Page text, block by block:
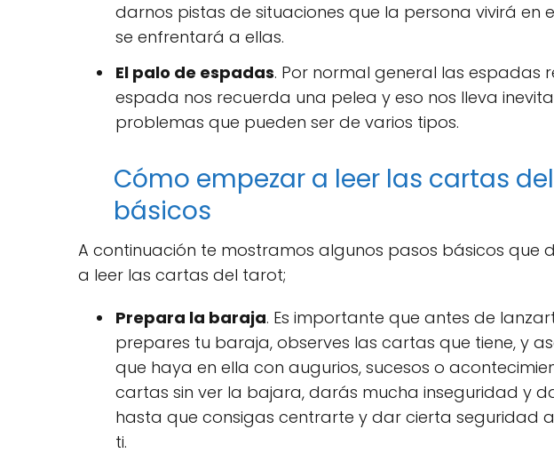
darnos pistas de situaciones que la persona vivirá en
se enfrentará a ellas.
El palo de espadas. Por normal general las espadas
espada nos recuerda una pelea y eso nos lleva
problemas que pueden ser de varios tipos.
Cómo empezar a leer las cartas
básicos
A continuación te mostramos algunos pasos básicos que
a leer las cartas del tarot;
Prepara la baraja. Es importante que antes de
prepares tu baraja, observes las cartas que tiene, y
que haya en ella con augurios, sucesos o
cartas sin ver la bajara, darás mucha inseguridad y
hasta que consigas centrarte y dar cierta seguridad
ti.